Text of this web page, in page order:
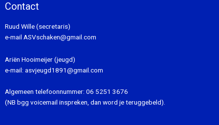
Contact
Ruud Wille (secretaris)
e-mail ASVschaken@gmail.com
Ariën Hooimeijer (jeugd)
e-mail: asvjeugd1891@gmail.com
Algemeen telefoonnummer: 06 5251 3676
(NB bgg voicemail inspreken, dan word je teruggebeld).